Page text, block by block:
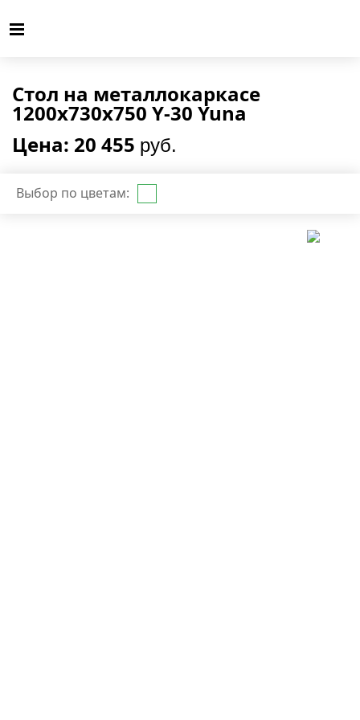
Стол на металлокаркасе
1200х730х750 Y-30 Yuna
Цена: 20 455 руб.
Выбор по цветам: